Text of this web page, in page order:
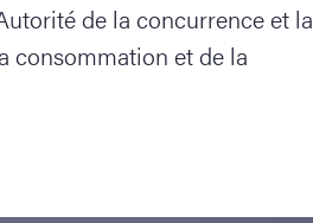
de la concurrence et la
consommation et de la